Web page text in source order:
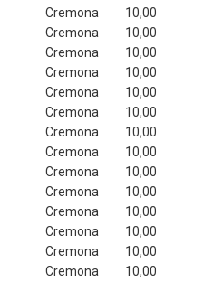
Cremona
 10,00
Cremona
 10,00
Cremona
 10,00
Cremona
 10,00
Cremona
 10,00
Cremona
 10,00
Cremona
 10,00
Cremona
 10,00
Cremona
 10,00
Cremona
 10,00
Cremona
 10,00
Cremona
 10,00
Cremona
 10,00
Cremona
 10,00